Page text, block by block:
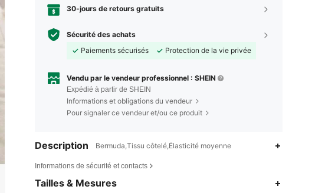
30-jours de retours gratuits
Sécurité des achats
Paiements sécurisés
Protection de la vie privée
Vendu par le vendeur professionnel : SHEIN
Expédié à partir de SHEIN
Informations et obligations du vendeur
Pour signaler ce vendeur et/ou ce produit
Description Bermuda,Tissu côtelé,Élasticité moyenne
Informations de sécurité et contacts
Tailles & Mesures